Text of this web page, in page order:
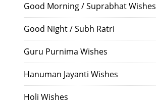
Good Morning / Suprabhat Wishes
Good Night / Subh Ratri
Guru Purnima Wishes
Hanuman Jayanti Wishes
Holi Wishes